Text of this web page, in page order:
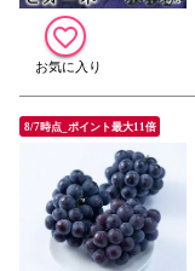
8/7時点_ポイント最大11倍